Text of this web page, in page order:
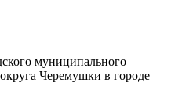
муниципального
Черемушки в городе